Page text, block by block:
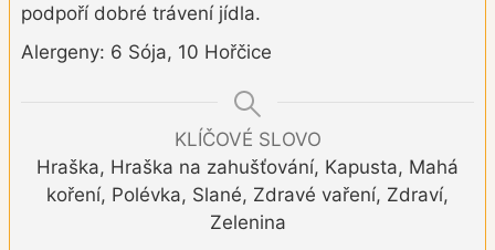
podpoří dobré trávení jídla.
Alergeny: 6 Sója, 10 Hořčice
KLÍČOVÉ SLOVO
Hraška, Hraška na zahušťování, Kapusta, Mahá
koření, Polévka, Slané, Zdravé vaření, Zdraví,
Zelenina